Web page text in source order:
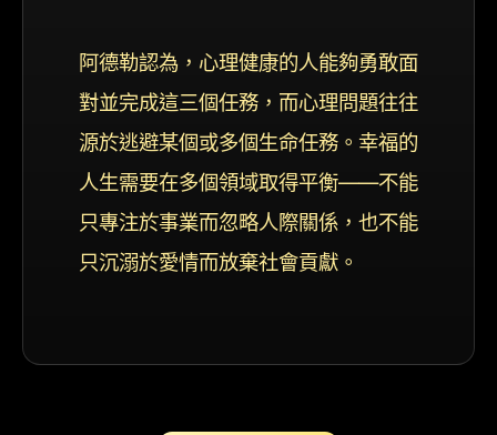
阿德勒認為，心理健康的人能夠勇敢面
對並完成這三個任務，而心理問題往往
源於逃避某個或多個生命任務。幸福的
人生需要在多個領域取得平衡——不能
只專注於事業而忽略人際關係，也不能
只沉溺於愛情而放棄社會貢獻。